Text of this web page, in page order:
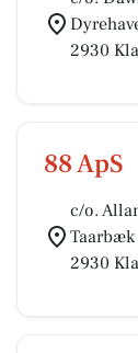
2930
88 ApS
c/o.
Taarbæk
2930